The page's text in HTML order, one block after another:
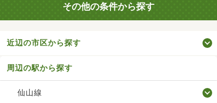
その他の条件から探す
近辺の市区から探す
周辺の駅から探す
仙山線